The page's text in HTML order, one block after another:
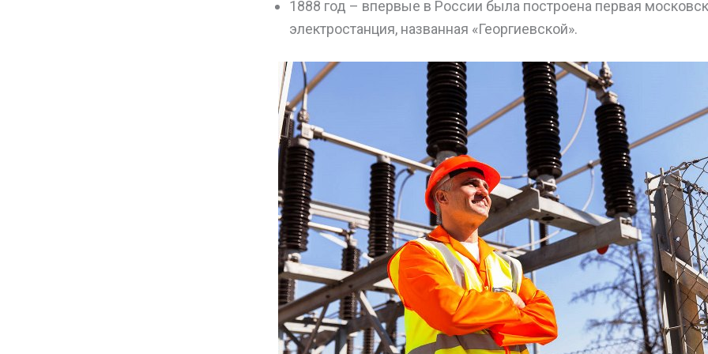
1888 год – впервые в России была построена первая
электростанция, названная «Георгиевской».